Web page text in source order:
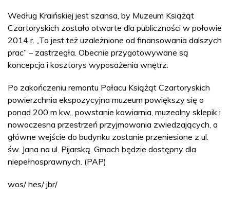
Według Kraińskiej jest szansa, by Muzeum Książąt
Czartoryskich zostało otwarte dla publiczności w połowie
2014 r. „To jest też uzależnione od finansowania dalszych
prac” – zastrzegła. Obecnie przygotowywane są
koncepcja i kosztorys wyposażenia wnętrz.
Po zakończeniu remontu Pałacu Książąt Czartoryskich
powierzchnia ekspozycyjna muzeum powiększy się o
ponad 200 m kw., powstanie kawiarnia, muzealny sklepik i
nowoczesna przestrzeń przyjmowania zwiedzających, a
główne wejście do budynku zostanie przeniesione z ul.
św. Jana na ul. Pijarską. Gmach będzie dostępny dla
niepełnosprawnych. (PAP)
wos/ hes/ jbr/